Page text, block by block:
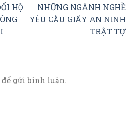
HỘ
NHỮNG NGÀNH NGHỀ
YÊU CẦU GIẤY AN NINH
TRẬT TỰ
để gửi bình luận.